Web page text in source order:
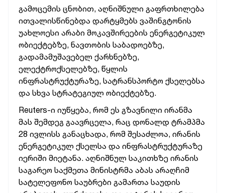
გამოცემის ცნობით, აღნიშნული გაფრთხილება
ითვალისწინებდა დარტყმებს ვაშინგტონის
უახლოესი არაბი მოკავშირეების ენერგეტიკულ
ობიექტებზე, ნავთობის საბადოებზე,
გადამამუშავებელ ქარხნებზე,
ელექტროქსელებზე, წყლის
ინფრასტრუქტურაზე, სატრანსპორტო ქსელებსა
და სხვა სტრატეგიულ ობიექტებზე.
Reuters-ი იუწყება, რომ ეს გზავნილი ირანმა
მას შემდეგ გაავრცელა, რაც დონალდ ტრამპმა
28 ივლისს განაცხადა, რომ შესაძლოა, ირანის
ენერგეტიკულ ქსელსა და ინფრასტრუქტურაზე
იერიში მიეტანა. აღნიშნულ საკითხზე ირანის
საგარეო საქმეთა მინისტრმა აბას არაღჩიმ
სატელეფონო საუბრები გამართა საუდის